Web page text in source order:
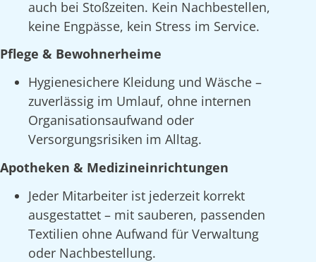
auch bei Stoßzeiten. Kein Nachbestellen,
keine Engpässe, kein Stress im Service.
Pflege & Bewohnerheime
Hygienesichere Kleidung und Wäsche –
zuverlässig im Umlauf, ohne internen
Organisationsaufwand oder
Versorgungsrisiken im Alltag.
Apotheken & Medizineinrichtungen
Jeder Mitarbeiter ist jederzeit korrekt
ausgestattet – mit sauberen, passenden
Textilien ohne Aufwand für Verwaltung
oder Nachbestellung.